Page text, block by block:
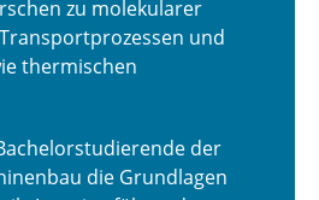
zu molekularer
und
thermischen
der
die Grundlagen